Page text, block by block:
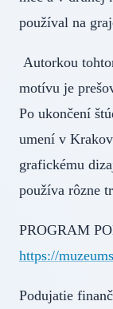
používal na
Autorkou
motívu je
Po ukončení
umení v
grafickému
používa rôzne
PROGRAM
https://
Podujatie